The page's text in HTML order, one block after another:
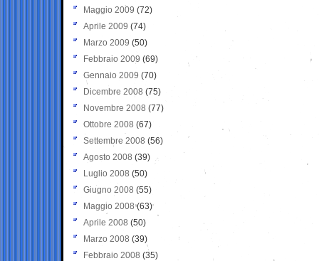
Maggio 2009 (72)
Aprile 2009 (74)
Marzo 2009 (50)
Febbraio 2009 (69)
Gennaio 2009 (70)
Dicembre 2008 (75)
Novembre 2008 (77)
Ottobre 2008 (67)
Settembre 2008 (56)
Agosto 2008 (39)
Luglio 2008 (50)
Giugno 2008 (55)
Maggio 2008(63)
Aprile 2008 (50)
Marzo 2008 (39)
Febbraio 2008 (35)